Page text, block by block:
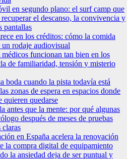
en segundo plano: el surf camp que
el descanso, la convivencia y
pantallas
en los créditos: cómo la comida
rodaje audiovisual
médicos funcionan tan bien en los
de familiaridad, tensión y misterio
boda cuando la pista todavía está
zonas de espera en espacios donde
quieren quedarse
antes que la mente: por qué algunas
después de meses de pruebas
claras
en España acelera la renovación
la compra digital de equipamiento
la ansiedad deja de ser puntual y